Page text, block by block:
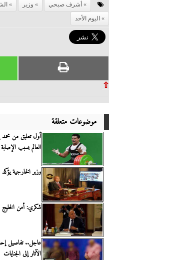
أشرف صبحي وزير
اليوم الأحد
⇧
موضوعات متعلقة
أول تعليق من
العالم بسبب الإصابة
وزير الخارجية
شكري: أمن
الآثار إلى الجنايات